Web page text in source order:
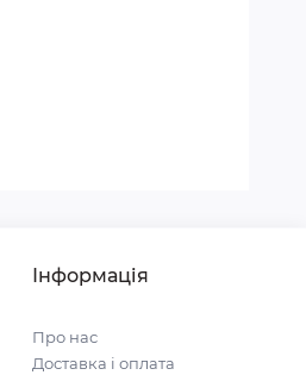
Інформація
Про нас
Доставка і оплата